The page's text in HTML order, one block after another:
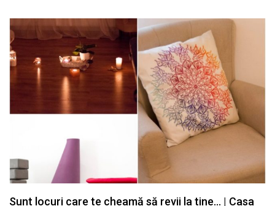
Sunt locuri care te cheamă să revii la tine… | Casa